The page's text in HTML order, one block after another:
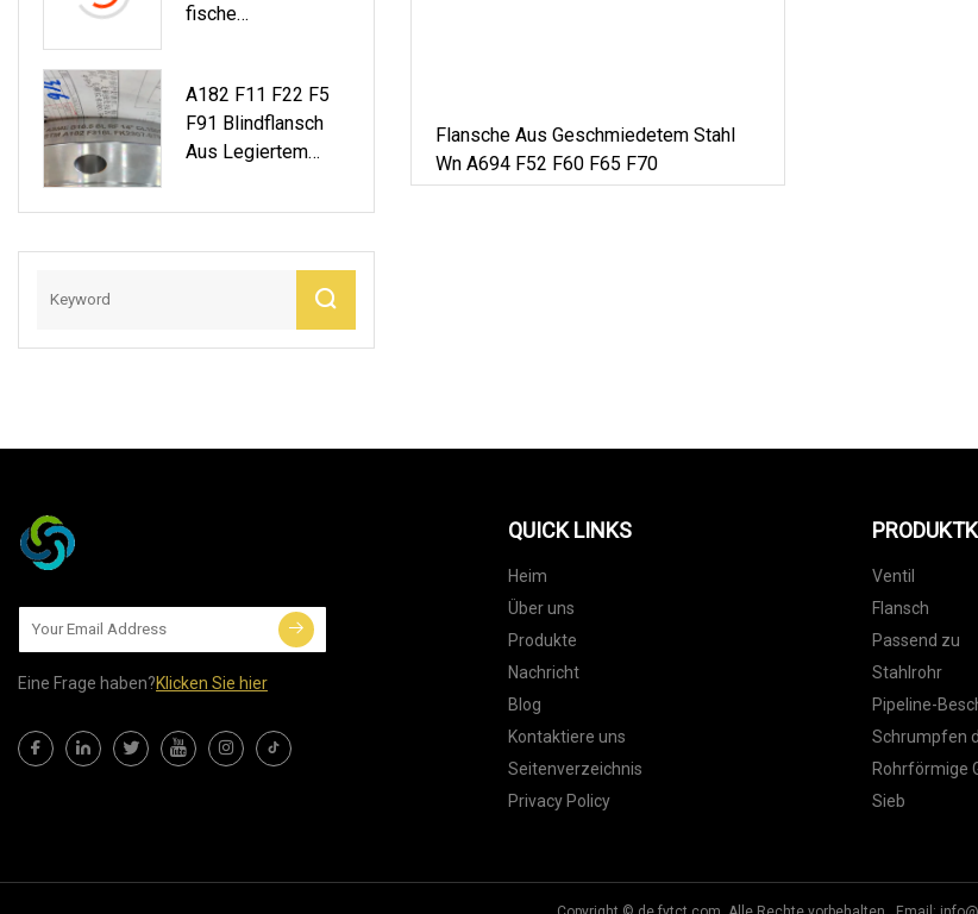
Fische
A182 F11 F22 F5
F91 Blindflansch
Aus Legiertem
Flansche Aus Geschmiedetem Stahl
Wn A694 F52 F60 F65 F70
Eine Frage haben?Klicken Sie hier
QUICK LINKS
Heim
Über uns
Produkte
Nachricht
Blog
Kontaktiere uns
Seitenverzeichnis
Privacy Policy
Ventil
Flansch
Passend zu
Stahlrohr
Pipeline-
Schrumpfen
Rohrförmige
Sieb